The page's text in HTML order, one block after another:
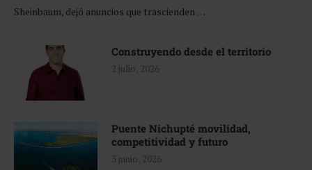
Sheinbaum, dejó anuncios que trascienden …
Construyendo desde el territorio
2 julio, 2026
Puente Nichupté movilidad,
competitividad y futuro
3 junio, 2026